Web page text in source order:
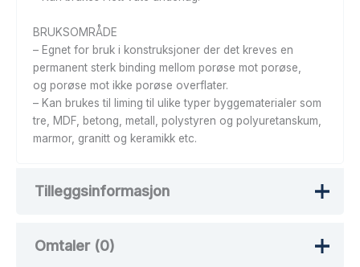
BRUKSOMRÅDE
– Egnet for bruk i konstruksjoner der det kreves en
permanent sterk binding mellom porøse mot porøse,
og porøse mot ikke porøse overflater.
– Kan brukes til liming til ulike typer byggematerialer som
tre, MDF, betong, metall, polystyren og polyuretanskum,
marmor, granitt og keramikk etc.
Tilleggsinformasjon
Vekt
Omtaler (0)